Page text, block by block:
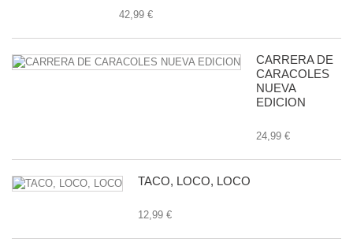
42,99 €
CARRERA DE
CARACOLES
NUEVA
EDICION
24,99 €
TACO, LOCO, LOCO
12,99 €